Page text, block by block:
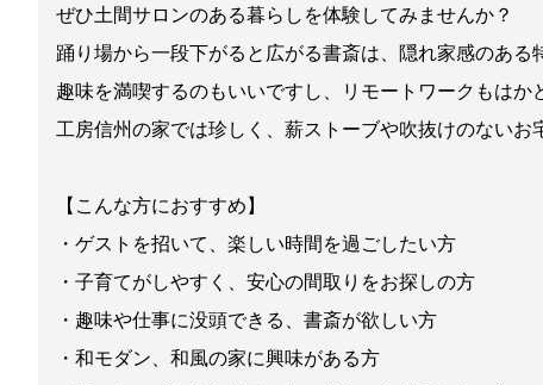
ぜひ土間サロンのある暮らしを体験してみませんか？
踊り場から一段下がると広がる書斎は、隠れ家感のある
趣味を満喫するのもいいですし、リモートワークもはか
工房信州の家では珍しく、薪ストーブや吹抜けのないお
【こんな方におすすめ】
・ゲストを招いて、楽しい時間を過ごしたい方
・子育てがしやすく、安心の間取りをお探しの方
・趣味や仕事に没頭できる、書斎が欲しい方
・和モダン、和風の家に興味がある方